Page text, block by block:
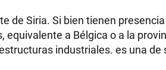
de Siria. Si bien tienen
a Bélgica o a la
industriales. es una de